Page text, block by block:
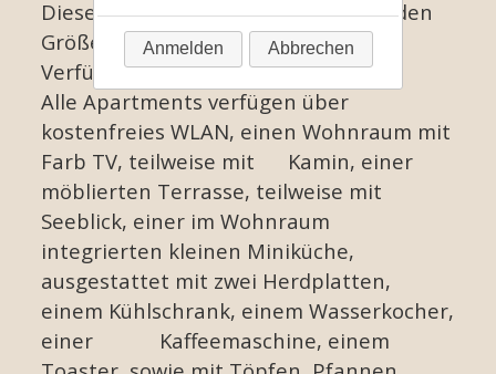
Ausflugstipps
Kontakt & Anfahrt
Diese stehen Ihnen in zwei verschieden
Größen und Raumaufteilungen zur
Verfügung.
Alle Apartments verfügen über
kostenfreies WLAN, einen Wohnraum mit
Farb TV, teilweise mit Kamin, einer
möblierten Terrasse, teilweise mit
Seeblick, einer im Wohnraum
integrierten kleinen Miniküche,
ausgestattet mit zwei Herdplatten,
einem Kühlschrank, einem Wasserkocher,
einer Kaffeemaschine, einem
Anmelden Abbrechen